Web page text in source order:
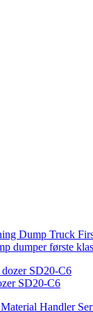
dumper første
SD20-C6